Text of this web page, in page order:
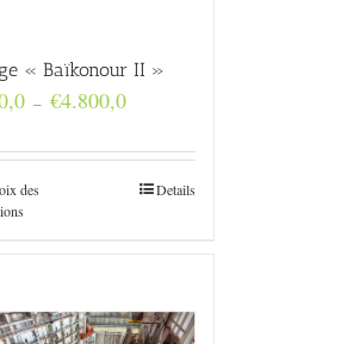
« Baïkonour II »
– €4.800,0Plage
€160,0
des
Details